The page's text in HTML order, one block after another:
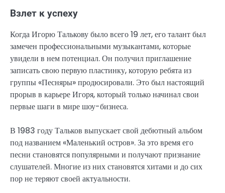
Взлет к успеху
Когда Игорю Талькову было всего 19 лет, его талант был
замечен профессиональными музыкантами, которые
увидели в нем потенциал. Он получил приглашение
записать свою первую пластинку, которую ребята из
группы «Песняры» продюсировали. Это был настоящий
прорыв в карьере Игоря, который только начинал свои
первые шаги в мире шоу-бизнеса.
В 1983 году Тальков выпускает свой дебютный альбом
под названием «Маленький остров». За это время его
песни становятся популярными и получают признание
слушателей. Многие из них становятся хитами и до сих
пор не теряют своей актуальности.